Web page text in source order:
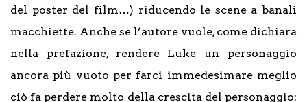
del poster del film…) riducendo le scene a banali
macchiette. Anche se l’autore vuole, come dichiara
nella prefazione, rendere Luke un personaggio
ancora più vuoto per farci immedesimare meglio
ciò fa perdere molto della crescita del personaggio: